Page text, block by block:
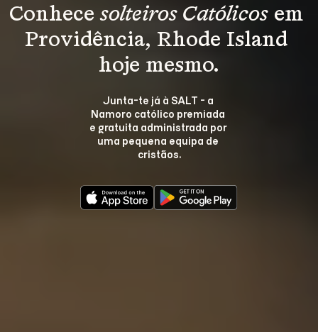
Conhece solteiros Católicos em
Providência, Rhode Island
hoje mesmo.
Junta-te já à SALT - a
Namoro católico premiada
e gratuita administrada por
uma pequena equipa de
cristãos.